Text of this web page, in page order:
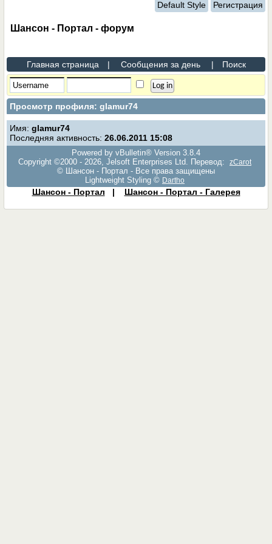
Default Style Регистрация
Шансон - Портал - форум
Главная страница | Сообщения за день | Поиск
Просмотр профиля: glamur74
Имя:glamur74
Последняя активность: 26.06.2011 15:08
Powered by vBulletin® Version 3.8.4
Copyright ©2000 - 2026, Jelsoft Enterprises Ltd. Перевод:
zCarot
© Шансон - Портал - Все права защищены
Lightweight Styling © Dartho
Шансон - Портал | Шансон - Портал - Галерея